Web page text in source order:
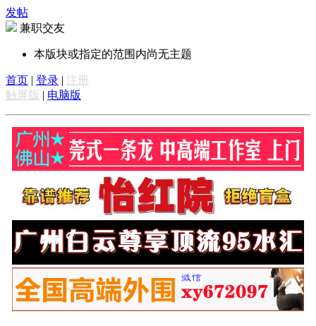
发帖
兼职交友
本版块或指定的范围内尚无主题
首页 | 登录 | 注册
触屏版 | 电脑版